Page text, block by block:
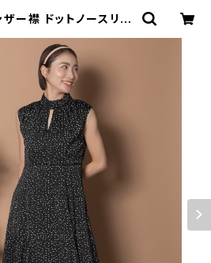
ザー襟 ドットノースリワ
shop